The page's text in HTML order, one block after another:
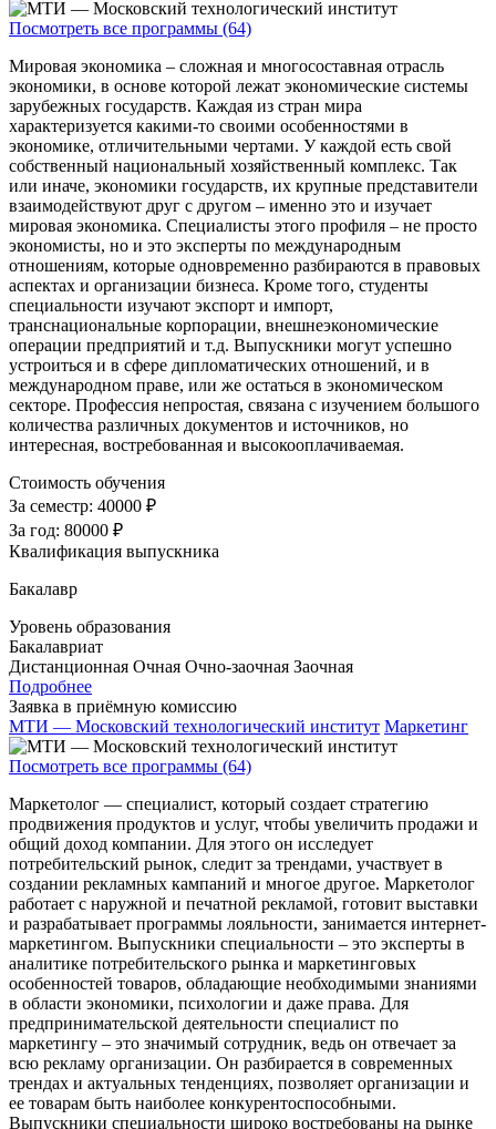
Посмотреть все программы (64)
Мировая экономика – сложная и многосоставная отрасль
экономики, в основе которой лежат экономические системы
зарубежных государств. Каждая из стран мира
характеризуется какими-то своими особенностями в
экономике, отличительными чертами. У каждой есть свой
собственный национальный хозяйственный комплекс. Так
или иначе, экономики государств, их крупные представители
взаимодействуют друг с другом – именно это и изучает
мировая экономика. Специалисты этого профиля – не просто
экономисты, но и это эксперты по международным
отношениям, которые одновременно разбираются в правовых
аспектах и организации бизнеса. Кроме того, студенты
специальности изучают экспорт и импорт,
транснациональные корпорации, внешнеэкономические
операции предприятий и т.д. Выпускники могут успешно
устроиться и в сфере дипломатических отношений, и в
международном праве, или же остаться в экономическом
секторе. Профессия непростая, связана с изучением большого
количества различных документов и источников, но
интересная, востребованная и высокооплачиваемая.
Стоимость обучения
За семестр: 40000 ₽
За год: 80000 ₽
Квалификация выпускника
Бакалавр
Уровень образования
Бакалавриат
Дистанционная Очная Очно-заочная Заочная
Подробнее
Заявка в приёмную комиссию
МТИ — Московский технологический институт Маркетинг
Посмотреть все программы (64)
Маркетолог — специалист, который создает стратегию
продвижения продуктов и услуг, чтобы увеличить продажи и
общий доход компании. Для этого он исследует
потребительский рынок, следит за трендами, участвует в
создании рекламных кампаний и многое другое. Маркетолог
работает с наружной и печатной рекламой, готовит выставки
и разрабатывает программы лояльности, занимается интернет-
маркетингом. Выпускники специальности – это эксперты в
аналитике потребительского рынка и маркетинговых
особенностей товаров, обладающие необходимыми знаниями
в области экономики, психологии и даже права. Для
предпринимательской деятельности специалист по
маркетингу – это значимый сотрудник, ведь он отвечает за
всю рекламу организации. Он разбирается в современных
трендах и актуальных тенденциях, позволяет организации и
ее товарам быть наиболее конкурентоспособными.
Выпускники специальности широко востребованы на рынке